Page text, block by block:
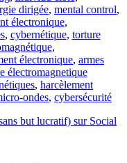
dirigée, mental control,
électronique,
, cybernétique, torture
,
électronique, armes
électromagnetique
, harcèlement
ondes, cybersécurité